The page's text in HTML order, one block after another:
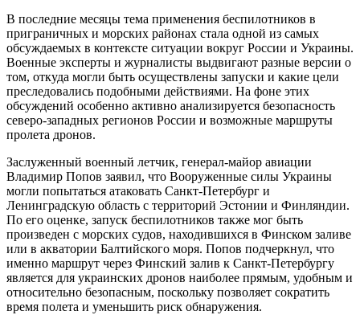
В последние месяцы тема применения беспилотников в
приграничных и морских районах стала одной из самых
обсуждаемых в контексте ситуации вокруг России и Украины.
Военные эксперты и журналисты выдвигают разные версии о
том, откуда могли быть осуществлены запуски и какие цели
преследовались подобными действиями. На фоне этих
обсуждений особенно активно анализируется безопасность
северо-западных регионов России и возможные маршруты
пролета дронов.
Заслуженный военный летчик, генерал-майор авиации
Владимир Попов заявил, что Вооруженные силы Украины
могли попытаться атаковать Санкт-Петербург и
Ленинградскую область с территорий Эстонии и Финляндии.
По его оценке, запуск беспилотников также мог быть
произведен с морских судов, находившихся в Финском заливе
или в акватории Балтийского моря. Попов подчеркнул, что
именно маршрут через Финский залив к Санкт-Петербургу
является для украинских дронов наиболее прямым, удобным и
относительно безопасным, поскольку позволяет сократить
время полета и уменьшить риск обнаружения.